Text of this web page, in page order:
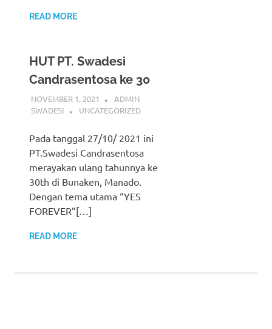
READ MORE
HUT PT. Swadesi
Candrasentosa ke 30
NOVEMBER 1, 2021
ADMIN
SWADESI
UNCATEGORIZED
Pada tanggal 27/10/ 2021 ini
PT.Swadesi Candrasentosa
merayakan ulang tahunnya ke
30th di Bunaken, Manado.
Dengan tema utama “YES
FOREVER”[…]
READ MORE